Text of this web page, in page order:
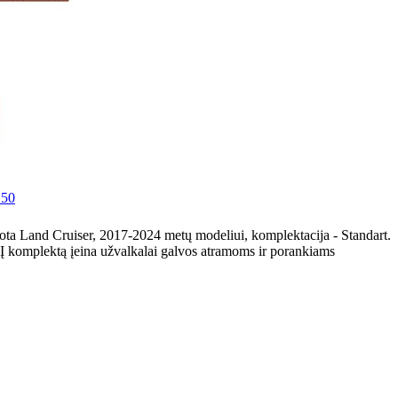
Land Cruiser, 2017-2024 metų modeliui, komplektacija - Standart.
komplektą įeina užvalkalai galvos atramoms ir porankiams